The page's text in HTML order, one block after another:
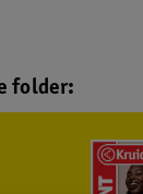
folder: